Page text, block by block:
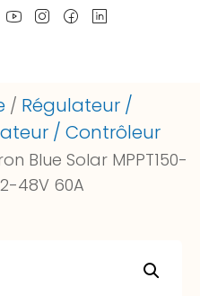
/ Régulateur /
/ Contrôleur
Blue Solar MPPT150-
48V 60A